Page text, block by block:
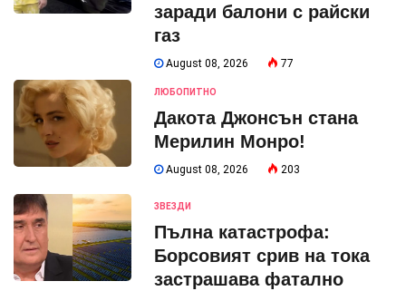
заради балони с райски
газ
August 08, 2026 77
ЛЮБОПИТНО
Дакота Джонсън стана
Мерилин Монро!
August 08, 2026 203
ЗВЕЗДИ
Пълна катастрофа:
Борсовият срив на тока
застрашава фатално